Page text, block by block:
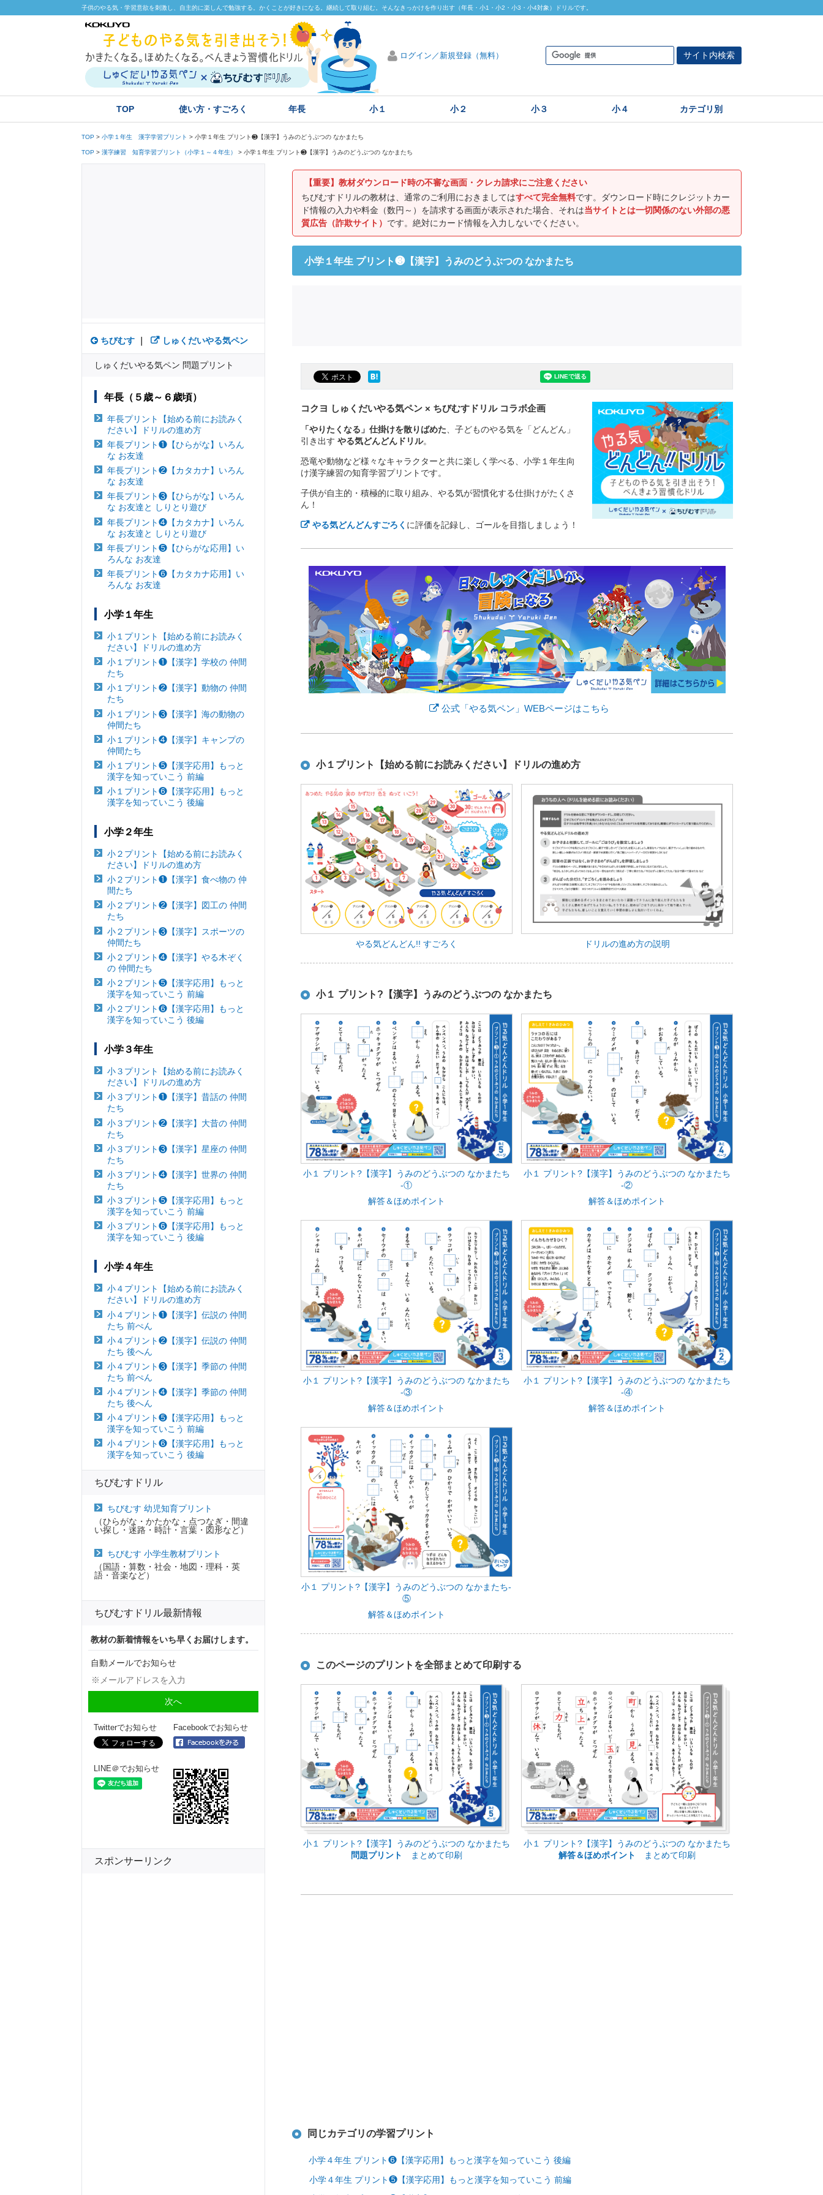
子供のやる気・学習意欲を刺激し、自主的に楽しんで勉強する。かくことが好きになる。継続して取り組む。そんなきっかけを作り出す（年長・小1・小2・小3・小4対象）ドリルです。
ログイン／新規登録（無料）
TOP 使い方・すごろく 年長 小１ 小２ 小３ 小４ カテゴリ別
TOP 小学１年生 漢字学習プリント 小学１年生 プリント❸【漢字】うみのどうぶつの なかまたち
TOP 漢字練習 知育学習プリント（小学１～４年生） 小学１年生 プリント❸【漢字】うみのどうぶつの なかまたち
【重要】教材ダウンロード時の不審な画面・クレカ請求にご注意ください
ちびむすドリルの教材は、通常のご利用におきましてはすべて完全無料です。ダウンロード時にクレジットカー
ド情報の入力や料金（数円～）を請求する画面が表示された場合、それは当サイトとは一切関係のない外部の悪
質広告（詐欺サイト） です。絶対にカード情報を入力しないでください。
小学１年生 プリント❸【漢字】うみのどうぶつの なかまたち
コクヨ しゅくだいやる気ペン × ちびむすドリル コラボ企画
「やりたくなる」仕掛けを散りばめた 、子どものやる気を「どんどん」
引き出す やる気どんどんドリル。
恐竜や動物など様々なキャラクターと共に楽しく学べる、小学１年生向
け漢字練習の知育学習プリントです。
子供が自主的・積極的に取り組み、やる気が習慣化する仕掛けがたくさ
ん！
やる気どんどんすごろく に評価を記録し、ゴールを目指しましょう！
公式「やる気ペン」WEBページはこちら
小１プリント【始める前にお読みください】ドリルの進め方
やる気どんどん!! すごろく ドリルの進め方の説明
小１ プリント?【漢字】うみのどうぶつの なかまたち
小１ プリント?【漢字】うみのどうぶつの なかまたち
‐①
解答＆ほめポイント
小１ プリント?【漢字】うみのどうぶつの なかまたち
‐②
解答＆ほめポイント
小１ プリント?【漢字】うみのどうぶつの なかまたち
‐③
解答＆ほめポイント
小１ プリント?【漢字】うみのどうぶつの なかまたち
‐④
解答＆ほめポイント
小１ プリント?【漢字】うみのどうぶつの なかまたち‐
⑤
解答＆ほめポイント
このページのプリントを全部まとめて印刷する
小１ プリント?【漢字】うみのどうぶつの なかまたち
問題プリント
まとめて印刷
小１ プリント?【漢字】うみのどうぶつの なかまたち
解答＆ほめポイント
まとめて印刷
同じカテゴリの学習プリント
小学４年生 プリント❻【漢字応用】もっと漢字を知っていこう 後編
小学４年生 プリント❺【漢字応用】もっと漢字を知っていこう 前編
ちびむす しゅくだいやる気ペン
しゅくだいやる気ペン 問題プリント
年長（５歳～６歳頃）
年長プリント【始める前にお読みく
ださい】ドリルの進め方
年長プリント❶【ひらがな】いろん
な お友達
年長プリント❷【カタカナ】いろん
な お友達
年長プリント❸【ひらがな】いろん
な お友達と しりとり遊び
年長プリント❹【カタカナ】いろん
な お友達と しりとり遊び
年長プリント❺【ひらがな応用】い
ろんな お友達
年長プリント❻【カタカナ応用】い
ろんな お友達
小学１年生
小１プリント【始める前にお読みく
ださい】ドリルの進め方
小１プリント❶【漢字】学校の 仲間
たち
小１プリント❷【漢字】動物の 仲間
たち
小１プリント❸【漢字】海の動物の
仲間たち
小１プリント❹【漢字】キャンプの
仲間たち
小１プリント❺【漢字応用】もっと
漢字を知っていこう 前編
小１プリント❻【漢字応用】もっと
漢字を知っていこう 後編
小学２年生
小２プリント【始める前にお読みく
ださい】ドリルの進め方
小２プリント❶【漢字】食べ物の 仲
間たち
小２プリント❷【漢字】図工の 仲間
たち
小２プリント❸【漢字】スポーツの
仲間たち
小２プリント❹【漢字】やる木ぞく
の 仲間たち
小２プリント❺【漢字応用】もっと
漢字を知っていこう 前編
小２プリント❻【漢字応用】もっと
漢字を知っていこう 後編
小学３年生
小３プリント【始める前にお読みく
ださい】ドリルの進め方
小３プリント❶【漢字】昔話の 仲間
たち
小３プリント❷【漢字】大昔の 仲間
たち
小３プリント❸【漢字】星座の 仲間
たち
小３プリント❹【漢字】世界の 仲間
たち
小３プリント❺【漢字応用】もっと
漢字を知っていこう 前編
小３プリント❻【漢字応用】もっと
漢字を知っていこう 後編
小学４年生
小４プリント【始める前にお読みく
ださい】ドリルの進め方
小４プリント❶【漢字】伝説の 仲間
たち 前ぺん
小４プリント❷【漢字】伝説の 仲間
たち 後へん
小４プリント❸【漢字】季節の 仲間
たち 前ぺん
小４プリント❹【漢字】季節の 仲間
たち 後へん
小４プリント❺【漢字応用】もっと
漢字を知っていこう 前編
小４プリント❻【漢字応用】もっと
漢字を知っていこう 後編
ちびむすドリル
ちびむす 幼児知育プリント
（ひらがな・かたかな・点つなぎ・間違
い探し・迷路・時計・言葉・図形など）
ちびむす 小学生教材プリント
（国語・算数・社会・地図・理科・英
語・音楽など）
ちびむすドリル最新情報
教材の新着情報をいち早くお届けします。
自動メールでお知らせ
Twitterでお知らせ Facebookでお知らせ
LINE＠でお知らせ
スポンサーリンク